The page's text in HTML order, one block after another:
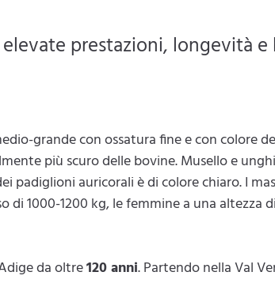
prestazioni, longevità
grande con ossatura fine e con colore
più scuro delle bovine. Musello e
padiglioni auricorali è di colore chiaro. I
di 1000-1200 kg, le femmine a una altezza
da oltre120 anni. Partendo nella Val